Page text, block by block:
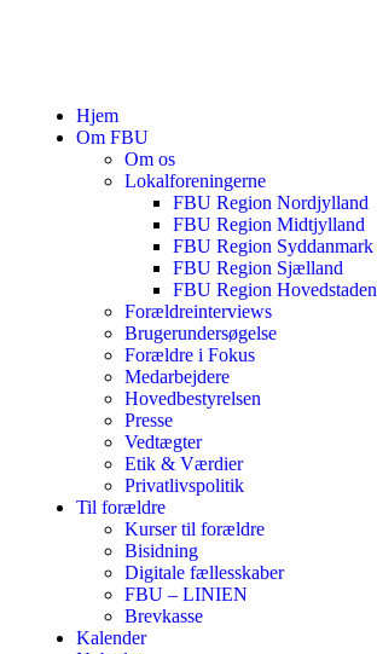
Hjem
Om FBU
Om os
Lokalforeningerne
FBU Region Nordjylland
FBU Region Midtjylland
FBU Region Syddanmark
FBU Region Sjælland
FBU Region Hovedstaden
Forældreinterviews
Brugerundersøgelse
Forældre i Fokus
Medarbejdere
Hovedbestyrelsen
Presse
Vedtægter
Etik & Værdier
Privatlivspolitik
Til forældre
Kurser til forældre
Bisidning
Digitale fællesskaber
FBU – LINIEN
Brevkasse
Kalender